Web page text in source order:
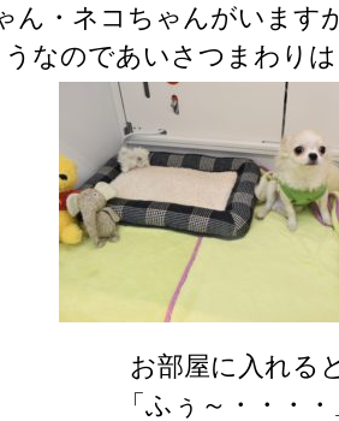
ん・ネコちゃんがいます
うなのであいさつまわり
お部屋に入れる
「ふぅ～・・・